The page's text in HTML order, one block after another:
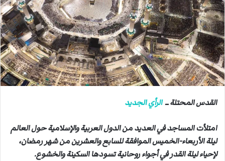
ي
د
ا
إ
ل
ك
ت
و
ي
ا
القدس المحتلة ــالرأي الجديد
امتلأت المساجد في العديد من الدول العربية والإسلامية حول العالم
ليلة الأربعاء-الخميس الموافقة للسابع والعشرين من شهر رمضان،
لإحياء ليلة القدر في أجواء روحانية تسودها السكينة والخشوع.